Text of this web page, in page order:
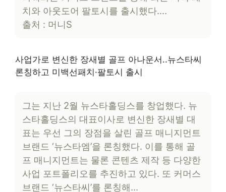
치와 아웃도어 팔토시를 출시했다….
출처 : 머니S
사업가로 변신한 장새별 골프 아나운서..뉴스타씨
론칭하고 미백선패치·팔토시 출시
그는 지난 2월 뉴스타홀딩스를 창업했다. 뉴
스타홀딩스의 대표이사로 변신한 장새별 대
표는 우선 그의 장점을 살린 골프 매니지먼트
브랜드 ‘뉴스타엠’을 론칭했다. 이를 통해 골
프 매니지먼트는 물론 콘텐츠 제작 등 다양한
사업 포트폴리오를 추진하고 있다. 또 커머스
브랜드 ‘뉴스타씨’를 론칭해…